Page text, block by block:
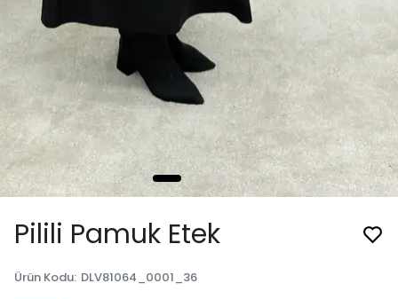
Pilili Pamuk Etek
Ürün Kodu: DLV81064_0001_36